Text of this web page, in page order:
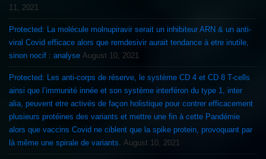
11, 2021
Protected: La molécule molnupiravir serait un inhibiteur ARN & un anti-
viral Covid efficace alors que remdesivir aurait tendance à etre inutile,
sinon nocif : analyse August 10, 2021
Protected: Les anti-corps de réserve, le système CD 4 et CD 8 T-cells
ainsi que l’immunité innée et son système interféron du type 1, inter
alia, peuvent etre activés de façon holistique pour contrer efficacement
plusieurs protéines des variants et mettre une fin à cette Pandémie
alors que vaccins Covid ne ciblent que la spike protein, provoquant par
là même une spirale de variants.
August 10, 2021